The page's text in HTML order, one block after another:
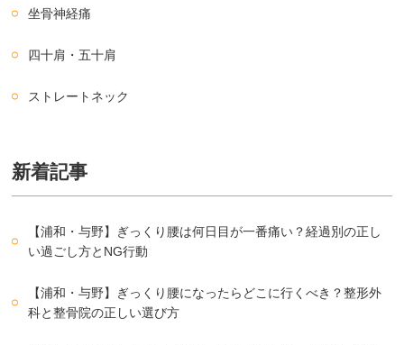
坐骨神経痛
四十肩・五十肩
ストレートネック
新着記事
【浦和・与野】ぎっくり腰は何日目が一番痛い？経過別の正し
い過ごし方とNG行動
【浦和・与野】ぎっくり腰になったらどこに行くべき？整形外
科と整骨院の正しい選び方